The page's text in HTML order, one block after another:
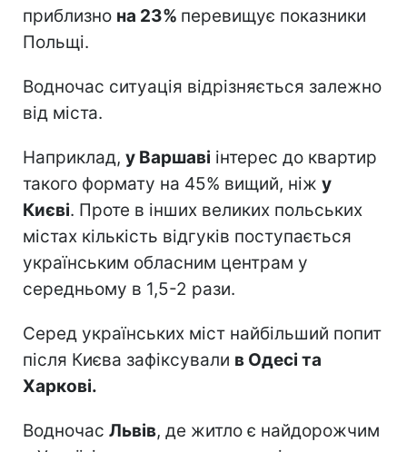
приблизно на 23% перевищує показники
Польщі.
Водночас ситуація відрізняється залежно
від міста.
Наприклад, у Варшаві інтерес до квартир
такого формату на 45% вищий, ніж у
Києві. Проте в інших великих польських
містах кількість відгуків поступається
українським обласним центрам у
середньому в 1,5-2 рази.
Серед українських міст найбільший попит
після Києва зафіксували в Одесі та
Харкові.
Водночас Львів, де житло є найдорожчим